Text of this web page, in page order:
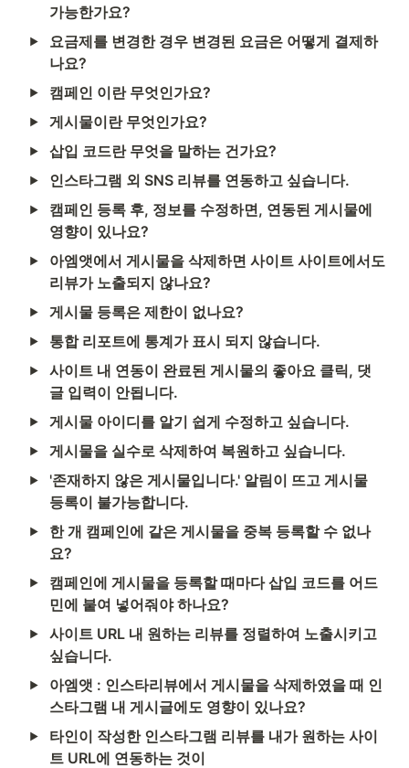
가능한가요?
요금제를 변경한 경우 변경된 요금은 어떻게 결제하
나요?
캠페인 이란 무엇인가요?
게시물이란 무엇인가요?
삽입 코드란 무엇을 말하는 건가요?
인스타그램 외 SNS 리뷰를 연동하고 싶습니다.
캠페인 등록 후, 정보를 수정하면, 연동된 게시물에
영향이 있나요?
아엠앳에서 게시물을 삭제하면 사이트 사이트에서도
리뷰가 노출되지 않나요?
게시물 등록은 제한이 없나요?
통합 리포트에 통계가 표시 되지 않습니다.
사이트 내 연동이 완료된 게시물의 좋아요 클릭, 댓
글 입력이 안됩니다.
게시물 아이디를 알기 쉽게 수정하고 싶습니다.
게시물을 실수로 삭제하여 복원하고 싶습니다.
'존재하지 않은 게시물입니다.' 알림이 뜨고 게시물
등록이 불가능합니다.
한 개 캠페인에 같은 게시물을 중복 등록할 수 없나
요?
캠페인에 게시물을 등록할 때마다 삽입 코드를 어드
민에 붙여 넣어줘야 하나요?
사이트 URL 내 원하는 리뷰를 정렬하여 노출시키고
싶습니다.
아엠앳 : 인스타리뷰에서 게시물을 삭제하였을 때 인
스타그램 내 게시글에도 영향이 있나요?
타인이 작성한 인스타그램 리뷰를 내가 원하는 사이
트 URL에 연동하는 것이